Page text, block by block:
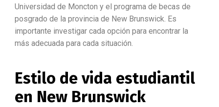
Universidad de Moncton y el programa de becas de
posgrado de la provincia de New Brunswick. Es
importante investigar cada opción para encontrar la
más adecuada para cada situación.
Estilo de vida estudiantil
en New Brunswick